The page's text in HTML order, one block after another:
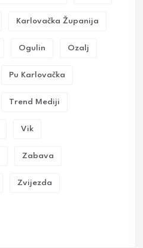
Karlovačka Županija
Ogulin Ozalj
Pu Karlovačka
Trend Mediji
Vik
Zabava
Zvijezda